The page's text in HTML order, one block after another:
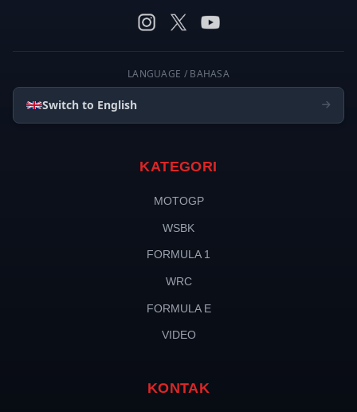
LANGUAGE / BAHASA
Switch to English
KATEGORI
MOTOGP
WSBK
FORMULA 1
WRC
FORMULA E
VIDEO
KONTAK